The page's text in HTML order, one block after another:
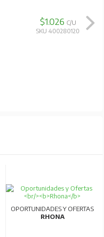
$1.026 C/U
SKU 400280120
OPORTUNIDADES Y OFERTAS
RHONA